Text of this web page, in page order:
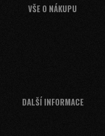
VŠE O NÁKUPU
DALŠÍ INFORMACE